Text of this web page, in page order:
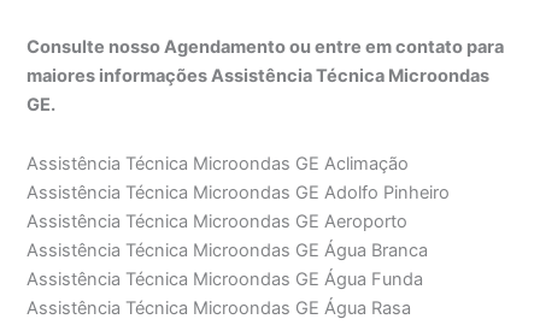
Consulte nosso Agendamento ou entre em contato para
maiores informações Assistência Técnica Microondas
GE.
Assistência Técnica Microondas GE Aclimação
Assistência Técnica Microondas GE Adolfo Pinheiro
Assistência Técnica Microondas GE Aeroporto
Assistência Técnica Microondas GE Água Branca
Assistência Técnica Microondas GE Água Funda
Assistência Técnica Microondas GE Água Rasa